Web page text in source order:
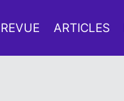
ARTICLES